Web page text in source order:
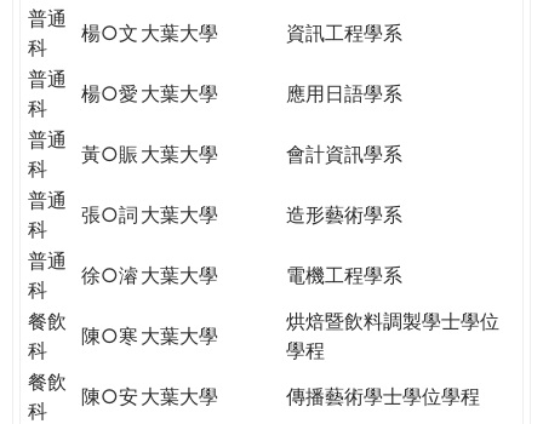
普通
科
楊○文 大葉大學
資訊工程學系
普通
科
楊○愛 大葉大學
應用日語學系
普通
科
黃○賑 大葉大學
會計資訊學系
普通
科
張○詞 大葉大學
造形藝術學系
普通
科
徐○濬大葉大學
電機工程學系
餐飲
科
陳○寒 大葉大學
烘焙暨飲料調製學士學位
學程
餐飲
科
陳○安大葉大學
傳播藝術學士學位學程